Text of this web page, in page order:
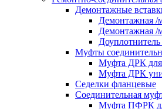
Демонтажные
Демонтажная /
Демонтажная /
Муфты
Муфта ДРК
Муфта ДРК
Седелки фланцевые
Соединительная
Муфта ПФРК